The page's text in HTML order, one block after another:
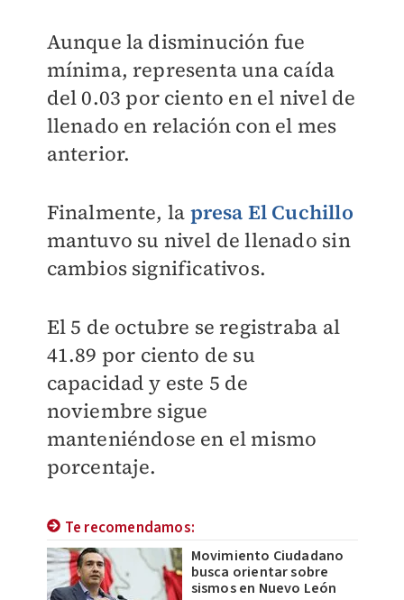
Aunque la disminución fue
mínima, representa una caída
del 0.03 por ciento en el nivel de
llenado en relación con el mes
anterior.
Finalmente, la presa El Cuchillo
mantuvo su nivel de llenado sin
cambios significativos.
El 5 de octubre se registraba al
41.89 por ciento de su
capacidad y este 5 de
noviembre sigue
manteniéndose en el mismo
porcentaje.
Te recomendamos:
Movimiento Ciudadano
busca orientar sobre
sismos en Nuevo León